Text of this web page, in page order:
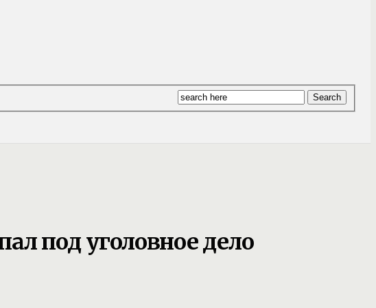
под уголовное дело